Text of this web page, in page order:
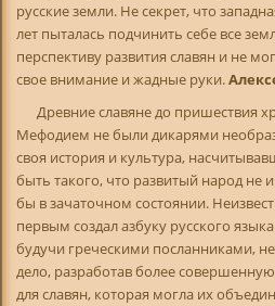
русские земли. Не секрет, что
лет пыталась подчинить себе все
перспективу развития славян и не
свое внимание и жадные руки.
Древние славяне до пришествия
Мефодием не были дикарями
своя история и культура,
быть такого, что развитый народ не
бы в зачаточном состоянии.
первым создал азбуку русского
будучи греческими посланниками,
дело, разработав более
для славян, которая могла их